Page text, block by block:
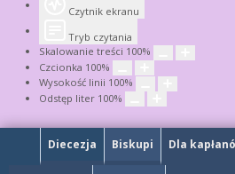
Czytnik ekranu
Tryb czytania
Skalowanie treści 100%
Czcionka 100%
Wysokość linii 100%
Odstęp liter 100%
Diecezja Biskupi Dla